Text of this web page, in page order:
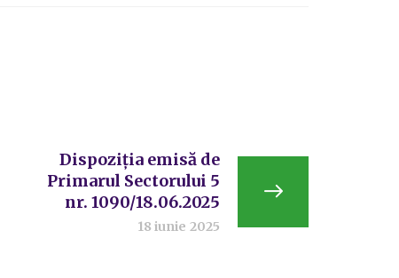
Dispoziția emisă de
Primarul Sectorului 5
nr. 1090/18.06.2025
18 iunie 2025